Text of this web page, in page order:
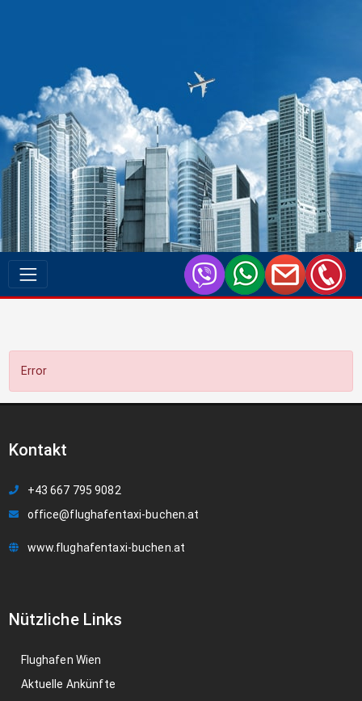
Error
Kontakt
+43 667 795 9082
office@flughafentaxi-buchen.at
www.flughafentaxi-buchen.at
Nützliche Links
Flughafen Wien
Aktuelle Ankünfte